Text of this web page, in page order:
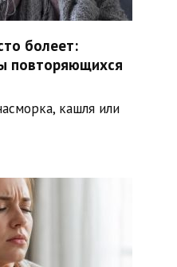
болеет:
повторяющихся
кашля или